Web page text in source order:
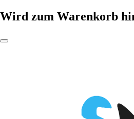
Wird zum Warenkorb